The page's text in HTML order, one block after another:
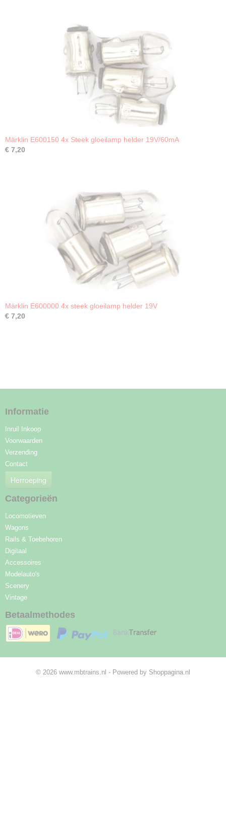
Märklin E600150 4x Steek gloeilamp helder 19V/60mA
€ 7,20
Märklin E600000 4x steek gloeilamp helder 19V
€ 7,20
Informatie
Inruil Inkoop
Voorwaarden
Verzending
Contact
Herroeping
Categorieën
Locomotieven
Wagons
Rails & Toebehoren
Digitaal
Accessoires
Modelauto's
Scenery
Vintage
Betaalmethodes
© 2026 www.mbtrains.nl - Powered by Shoppagina.nl